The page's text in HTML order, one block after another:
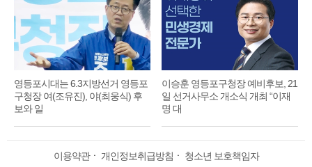
영등포시대는 6.3지방선거 영등포
구청장 여(조유진), 야(최웅식) 후
보와 일
이승훈 영등포구청장 예비후보, 21
일 선거사무소 개소식 개최 “이재
명 대
이용약관ㆍ 개인정보취급방침 ㆍ 청소년 보호책임자